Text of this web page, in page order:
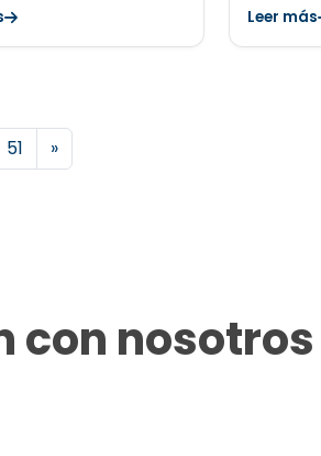
Leer más
51 »Siguiente
con nosotros